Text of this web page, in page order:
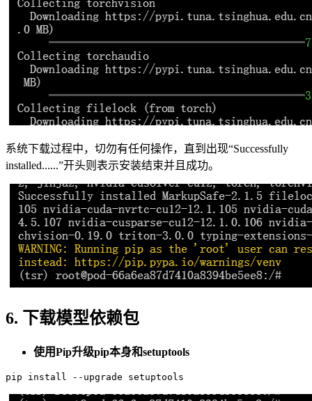
系统下载过程中，切勿有任何操作，直到出现“Successfully
installed......”开头则表示安装结束并且成功。
6. 下载模型依赖包
使用Pip升级pip本身和setuptools
pip install --upgrade setuptools